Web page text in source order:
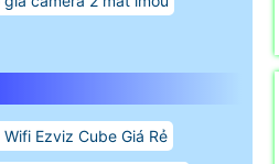
Ezviz Cube Giá Rẻ